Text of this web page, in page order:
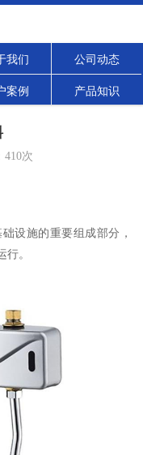
我们 公司动态
案例 产品知识
410次
设施的重要组成部分，
。